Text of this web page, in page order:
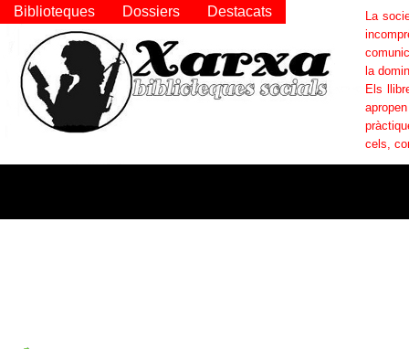
La
la
Els
cels,
Biblioteques Dossiers Destacats